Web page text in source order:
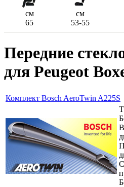
см
см
65
53-55
Передние
для Peugeot
Комплект Bosch AeroTwin A225S